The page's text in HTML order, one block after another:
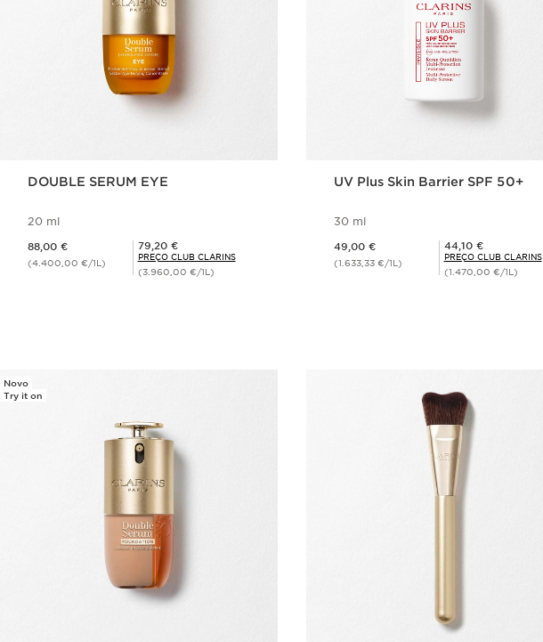
DOUBLE SERUM EYE
20 ml
88,00 €
(4.400,00 €/1L)
Preço Club Clarins 79,20 €
79,20 €
PREÇO CLUB CLARINS
(3.960,00 €/1L)
UV Plus Skin Barrier SPF 50+
30 ml
49,00 €
(1.633,33 €/1L)
Preço Club Clarins 44,10 €
44,10 €
PREÇO CLUB CLARINS
(1.470,00 €/1L)
Novo
Try it on